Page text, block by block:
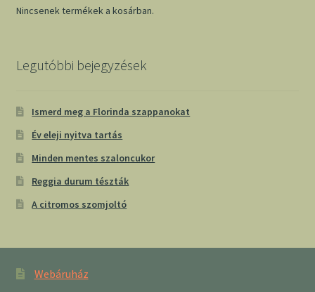
Nincsenek termékek a kosárban.
Legutóbbi bejegyzések
Ismerd meg a Florinda szappanokat
Év eleji nyitva tartás
Minden mentes szaloncukor
Reggia durum tészták
A citromos szomjoltó
Webáruház